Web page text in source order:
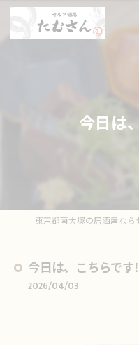
今日は
今日は、こちらです
2026/04/03